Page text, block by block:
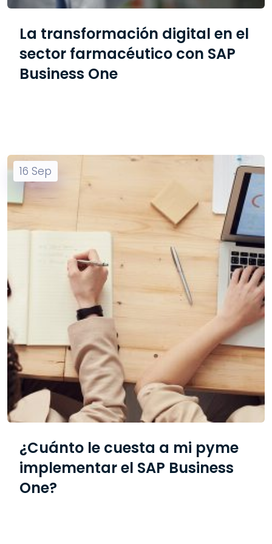
La transformación digital en el
sector farmacéutico con SAP
Business One
16 Sep
¿Cuánto le cuesta a mi pyme
implementar el SAP Business
One?